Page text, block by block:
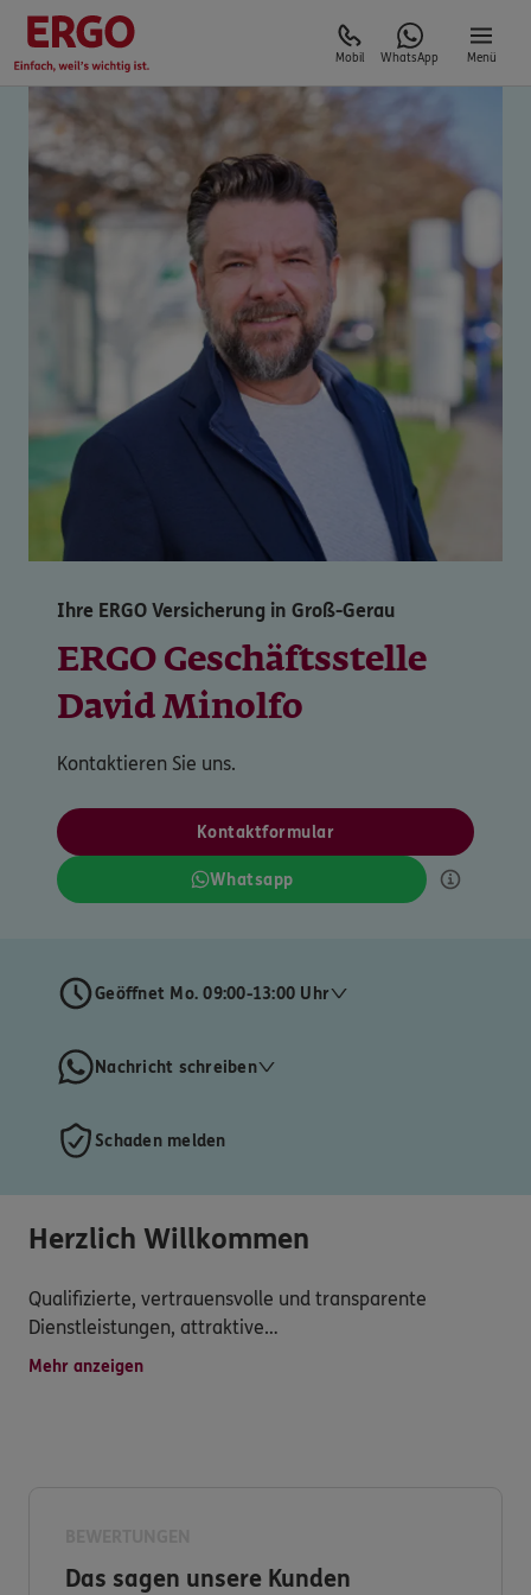
Mobil WhatsApp Menü
Ihre ERGO Versicherung in Groß-Gerau
ERGO Geschäftsstelle
David Minolfo
Kontaktieren Sie uns.
Kontaktformular
Whatsapp
Geöffnet Mo. 09:00-13:00 Uhr
Nachricht schreiben
Schaden melden
Herzlich Willkommen
Qualifizierte, vertrauensvolle und transparente
Dienstleistungen, attraktive
Versicherungsprodukte,persönliche Betreuung, schnelle
welche Lösung Sie benötigen und welche die richtige
Mehr anzeigen
Das sagen unsere Kunden